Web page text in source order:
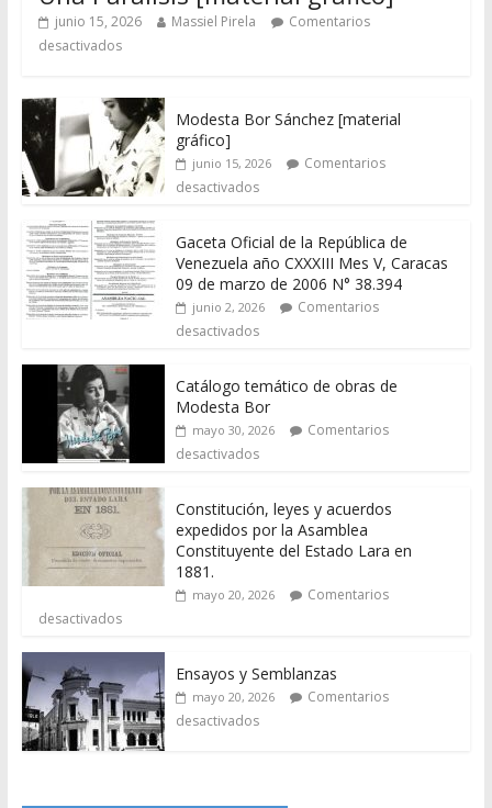
junio 15, 2026 Massiel Pirela
Comentarios
desactivados
Modesta Bor Sánchez [material
gráfico]
junio 15, 2026
Comentarios
desactivados
Gaceta Oficial de la República de
Venezuela año CXXXIII Mes V, Caracas
09 de marzo de 2006 N° 38.394
junio 2, 2026
Comentarios
desactivados
Catálogo temático de obras de
Modesta Bor
mayo 30, 2026
Comentarios
desactivados
Constitución, leyes y acuerdos
expedidos por la Asamblea
Constituyente del Estado Lara en
1881.
mayo 20, 2026
Comentarios
desactivados
Ensayos y Semblanzas
mayo 20, 2026
Comentarios
desactivados